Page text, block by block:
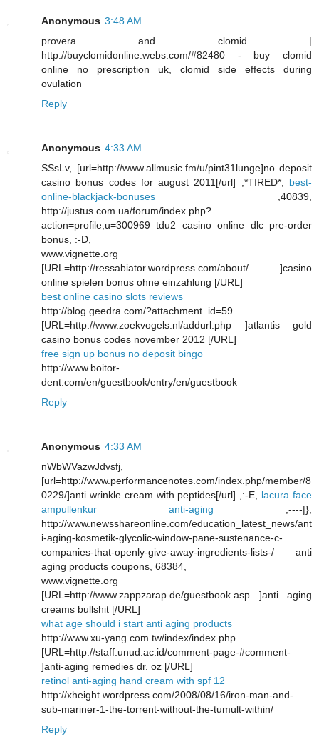
Anonymous 3:48 AM
provera and clomid |
http://buyclomidonline.webs.com/#82480 - buy clomid
online no prescription uk, clomid side effects during
ovulation
Reply
Anonymous 4:33 AM
SSsLv, [url=http://www.allmusic.fm/u/pint31lunge]no deposit
casino bonus codes for august 2011[/url] ,*TIRED*, best-
online-blackjack-bonuses ,40839,
http://justus.com.ua/forum/index.php?
action=profile;u=300969 tdu2 casino online dlc pre-order
bonus, :-D,
www.vignette.org
[URL=http://ressabiator.wordpress.com/about/ ]casino
online spielen bonus ohne einzahlung [/URL]
best online casino slots reviews
http://blog.geedra.com/?attachment_id=59
[URL=http://www.zoekvogels.nl/addurl.php ]atlantis gold
casino bonus codes november 2012 [/URL]
free sign up bonus no deposit bingo
http://www.boitor-
dent.com/en/guestbook/entry/en/guestbook
Reply
Anonymous 4:33 AM
nWbWVazwJdvsfj,
[url=http://www.performancenotes.com/index.php/member/8
0229/]anti wrinkle cream with peptides[/url] ,:-E, lacura face
ampullenkur anti-aging ,----|},
http://www.newsshareonline.com/education_latest_news/ant
i-aging-kosmetik-glycolic-window-pane-sustenance-c-
companies-that-openly-give-away-ingredients-lists-/ anti
aging products coupons, 68384,
www.vignette.org
[URL=http://www.zappzarap.de/guestbook.asp ]anti aging
creams bullshit [/URL]
what age should i start anti aging products
http://www.xu-yang.com.tw/index/index.php
[URL=http://staff.unud.ac.id/comment-page-#comment-
]anti-aging remedies dr. oz [/URL]
retinol anti-aging hand cream with spf 12
http://xheight.wordpress.com/2008/08/16/iron-man-and-
sub-mariner-1-the-torrent-without-the-tumult-within/
Reply